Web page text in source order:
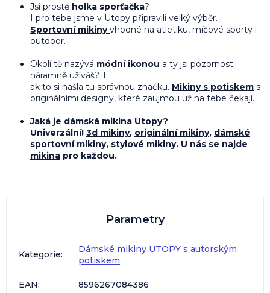
Jsi prostě holka sporťačka?
I pro tebe jsme v Utopy připravili velký výběr.
Sportovní mikinyvhodné na atletiku, míčové sporty i
outdoor.
Okolí tě nazývá módní ikonou a ty jsi pozornost
náramně užíváš? T
ak to si našla tu správnou značku. Mikiny s potiskem s
originálními designy, které zaujmou už na tebe čekají.
Jaká je dámská mikina Utopy?
Univerzální! 3d mikiny, originální mikiny, dámské
sportovní mikiny, stylové mikiny. U nás se najde
mikina pro každou.
Parametry
Kategorie:
Dámské mikiny UTOPY s autorským
potiskem
EAN: 8596267084386